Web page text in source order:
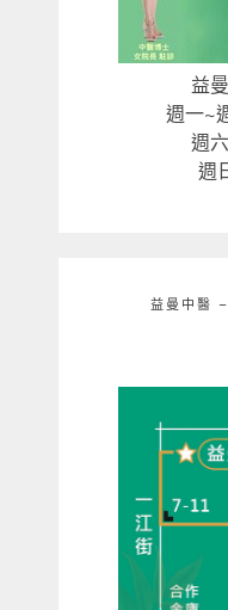
益
週一~
週
週
益曼中醫